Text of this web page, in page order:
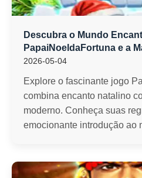
Descubra o Mundo
PapaiNoeldaFortuna e a
2026-05-04
Explore o fascinante jogo
combina encanto natalino
moderno. Conheça suas
emocionante introdução ao